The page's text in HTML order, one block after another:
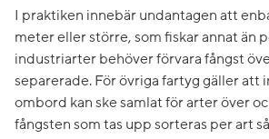
I praktiken innebär undantagen att
meter eller större, som fiskar annat än
industriarter behöver förvara fångst
separerade. För övriga fartyg gäller att
ombord kan ske samlat för arter över
fångsten som tas upp sorteras per art